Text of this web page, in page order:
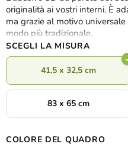
originalità ai vostri interni. È
ma grazie al motivo
modo più tradizionale.
SCEGLI LA MISURA
41,5 x 32,5 cm
83 x 65 cm
COLORE DEL QUADRO